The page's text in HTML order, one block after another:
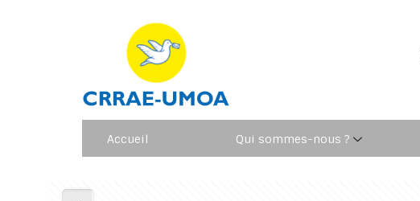
Accueil Qui sommes-nous ?